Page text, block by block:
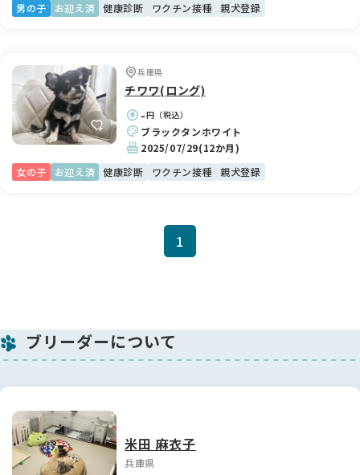
男の子 お迎え済 健康診断 ワクチン接種 親犬登録
兵庫県
チワワ(ロング)
-円（税込）
ブラックタンホワイト
2025/07/29(12か月)
女の子
お迎え済 健康診断 ワクチン接種 親犬登録
1
ブリーダーについて
米田 麻衣子
兵庫県